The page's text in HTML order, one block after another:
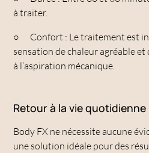
à traiter.
○ Confort : Le traitement est
sensation de chaleur agréable et
à l’aspiration mécanique.
Retour à la vie quotidienne
Body FX ne nécessite aucune
une solution idéale pour des